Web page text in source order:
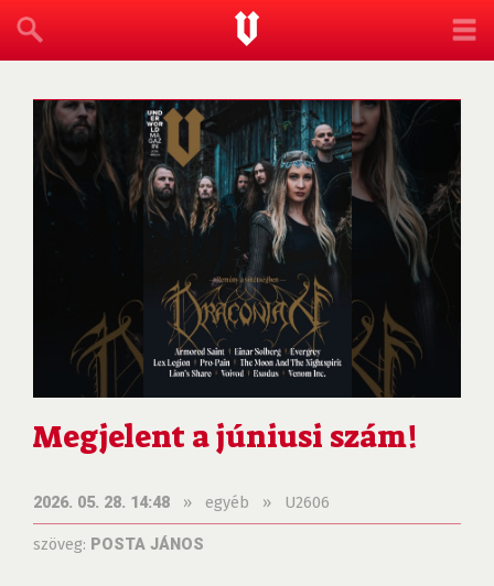
Megjelent a júniusi szám!
2026. 05. 28. 14:48 » egyéb » U2606
szöveg: POSTA JÁNOS